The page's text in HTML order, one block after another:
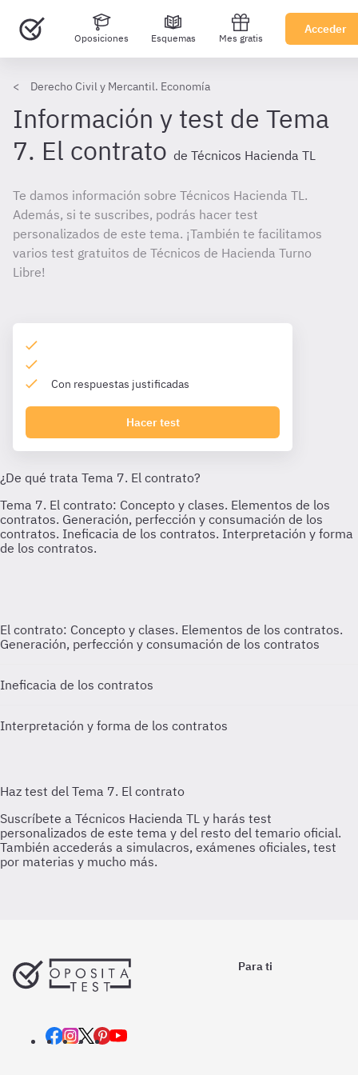
Oposiciones Esquemas Mes gratis
Acceder
Derecho Civil y Mercantil. Economía
Información y test de Tema
7. El contrato de Técnicos Hacienda TL
Te damos información sobre Técnicos Hacienda TL.
Además, si te suscribes, podrás hacer test
personalizados de este tema. ¡También te facilitamos
varios test gratuitos de Técnicos de Hacienda Turno
Libre!
Con respuestas justificadas
Hacer test
El contrato: Concepto y clases. Elementos de los contratos.
Generación, perfección y consumación de los contratos
Ineficacia de los contratos
Interpretación y forma de los contratos
Para ti